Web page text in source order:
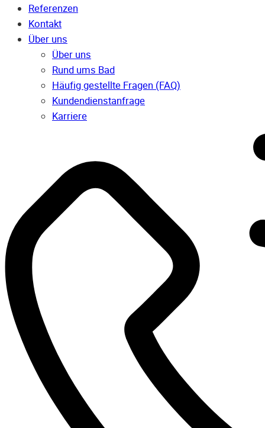
Referenzen
Kontakt
Über uns
Über uns
Rund ums Bad
Häufig gestellte Fragen (FAQ)
Kunden­dienst­anfrage
Karriere